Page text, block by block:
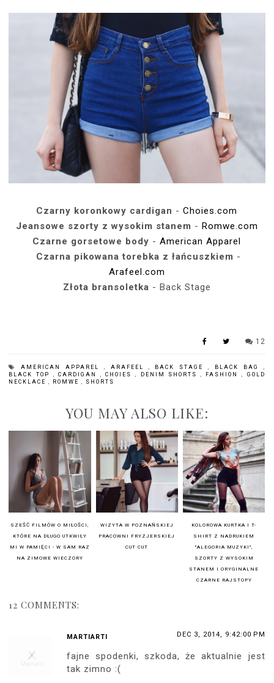
Czarny koronkowy cardigan -Choies.com
Jeansowe szorty z wysokim stanem - Romwe.com
Czarne gorsetowe body -American Apparel
Czarna pikowana torebka z łańcuszkiem -
Arafeel.com
Złota bransoletka - Back Stage
12
AMERICAN APPAREL ARAFEEL BACK STAGE BLACK BAG
BLACK TOP
,CARDIGAN ,CHOIES DENIM SHORTS FASHION
GOLD
NECKLACE
ROMWE SHORTS
YOU MAY ALSO LIKE:
SZEŚĆ FILMÓW O MIŁOŚCI,
KTÓRE NA DŁUGO UTKWIŁY
MI W PAMIĘCI - W SAM RAZ
NA ZIMOWE WIECZORY
WIZYTA W POZNAŃSKIEJ
PRACOWNI FRYZJERSKIEJ
CUT CUT
KOLOROWA KURTKA I T-
SHIRT Z NADRUKIEM
"ALEGORIA MUZYKI",
SZORTY Z WYSOKIM
STANEM I ORYGINALNE
CZARNE RAJSTOPY
12 COMMENTS:
MARTIARTI DEC 3, 2014, 9:42:00 PM
fajne spodenki, szkoda, że aktualnie jest
tak zimno :(